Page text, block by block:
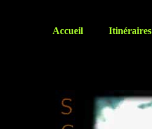
Accueil Itinéraires